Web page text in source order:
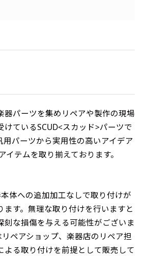
器パーツを集めリペアや製作の現場
けているSCUD<スカッド>パーツで
用パーツから実用性の高いアイデア
イテムを取り揃えております。
体への追加加工なしで取り付けが
ます。無理な取り付けを行いますと
刻な損傷を与える可能性がございま
リペアショップ、楽器店のリペア担
よる取り付けを前提として販売して